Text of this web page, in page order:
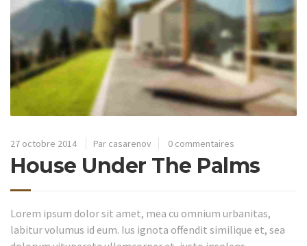
27 octobre 2014 Par casarenov 0 commentaires
House Under The Palms
Lorem ipsum dolor sit amet, mea cu omnium urbanitas,
labitur volumus id eum. Ius ignota offendit similique et, sea